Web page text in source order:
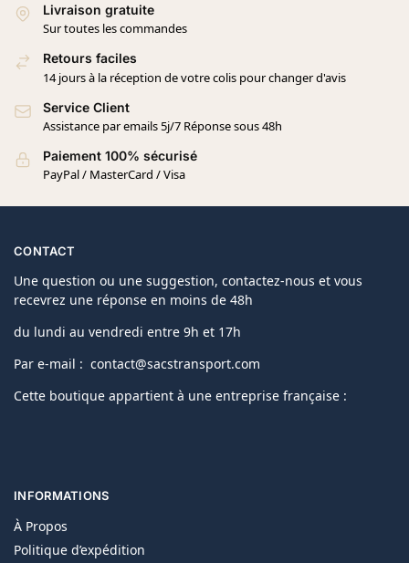
Livraison gratuite
Sur toutes les commandes
Retours faciles
14 jours à la réception de votre colis pour changer d'avis
Service Client
Assistance par emails 5j/7 Réponse sous 48h
Paiement 100% sécurisé
PayPal / MasterCard / Visa
CONTACT
Une question ou une suggestion, contactez-nous et vous
recevrez une réponse en moins de 48h
du lundi au vendredi entre 9h et 17h
Par e-mail : contact@sacstransport.com
Cette boutique appartient à une entreprise française :
INFORMATIONS
À Propos
Politique d’expédition